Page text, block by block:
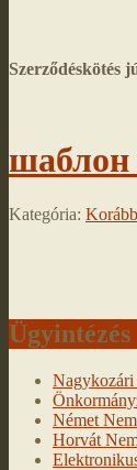
Szerződéskötés
шаблон
Kategória:
Ügyintézés
Német
Horvát